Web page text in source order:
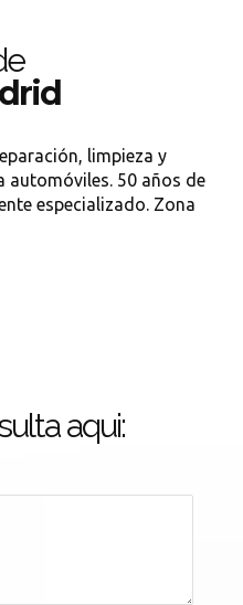
limpieza y
automóviles. 50 años de
especializado. Zona
aqui: